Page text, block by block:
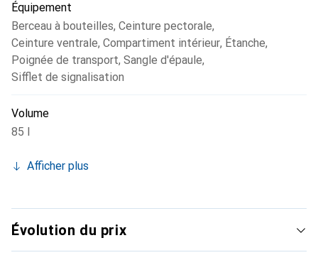
Équipement
Berceau à bouteilles, Ceinture pectorale,
Ceinture ventrale, Compartiment intérieur, Étanche,
Poignée de transport, Sangle d'épaule,
Sifflet de signalisation
Volume
85 l
Afficher plus
Évolution du prix